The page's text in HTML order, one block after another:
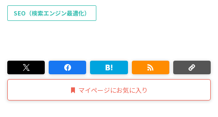
SEO（検索エンジン最適化）
マイページにお気に入り